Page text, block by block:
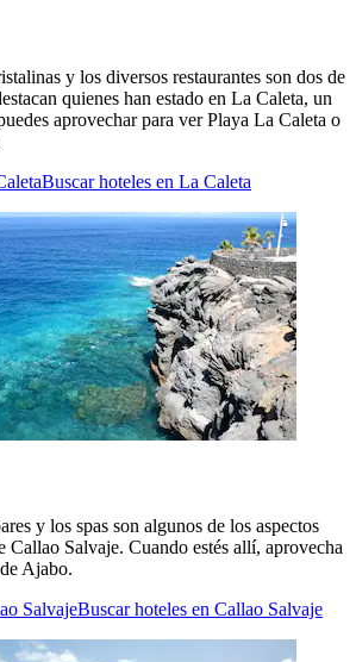
y los diversos restaurantes son dos de
quienes han estado en La Caleta, un
aprovechar para ver Playa La Caleta o
Buscar hoteles en La Caleta
y los spas son algunos de los aspectos
Callao Salvaje. Cuando estés allí, aprovecha
Ajabo.
SalvajeBuscar hoteles en Callao Salvaje